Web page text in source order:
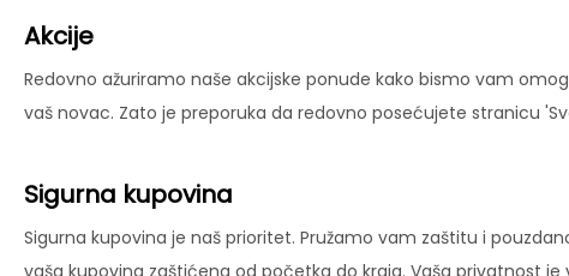
Akcije
Redovno ažuriramo naše akcijske ponude kako bismo vam
vaš novac. Zato je preporuka da redovno posećujete stranicu
Sigurna kupovina
Sigurna kupovina je naš prioritet. Pružamo vam zaštitu i
vaša kupovina zaštićena od početka do kraja. Vaša privatnost